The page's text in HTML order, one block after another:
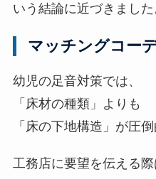
いう結論に近づきました
マッチングコー
幼児の足音対策では、
「床材の種類」よりも
「床の下地構造」が圧
工務店に要望を伝える